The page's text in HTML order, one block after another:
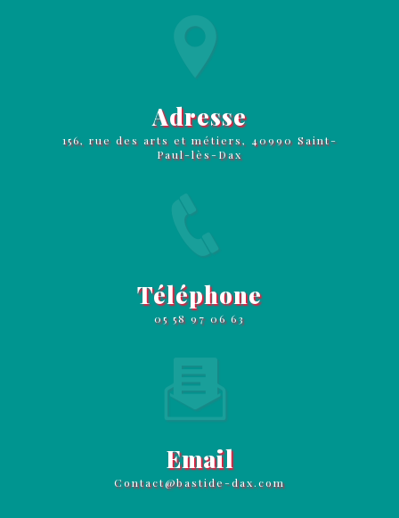
Adresse
156, rue des arts et métiers, 40990 Saint-
Paul-lès-Dax
Téléphone
05 58 97 06 63
Email
contact@bastide-dax.com